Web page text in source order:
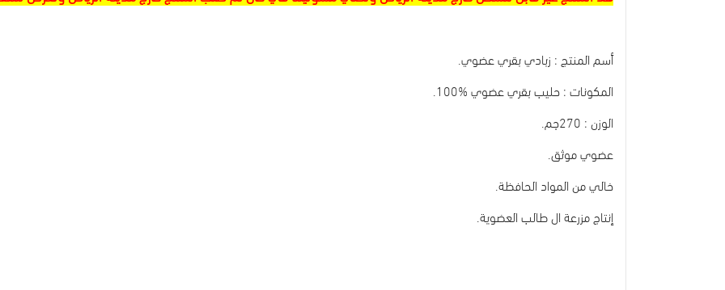
أسم المنتج : زبادي بقري عضوي.
المكونات : حليب بقري عضوي %100.
الوزن : 270جم.
عضوي موثق.
خالي من المواد الحافظة.
إنتاج مزرعة ال طالب العضوية.